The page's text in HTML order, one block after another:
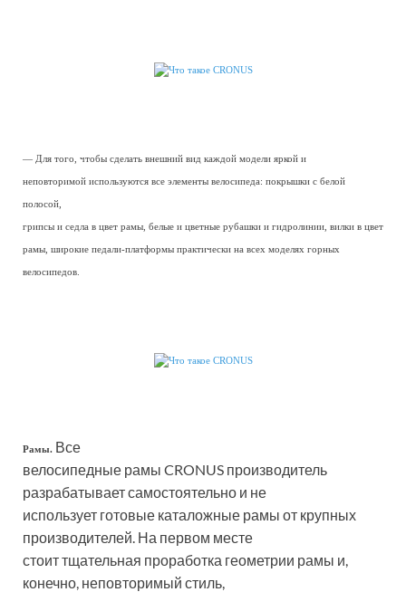
— Для того, чтобы сделать внешний вид каждой модели яркой и
неповторимой используются все элементы велосипеда: покрышки с белой
полосой,
грипсы и седла в цвет рамы, белые и цветные рубашки и гидролинии, вилки в цвет
рамы, широкие педали-платформы практически на всех моделях горных
велосипедов.
Рамы. Все
велосипедные рамы CRONUS производитель
разрабатывает самостоятельно и не
использует готовые каталожные рамы от крупных
производителей. На первом месте
стоит тщательная проработка геометрии рамы и,
конечно, неповторимый стиль,